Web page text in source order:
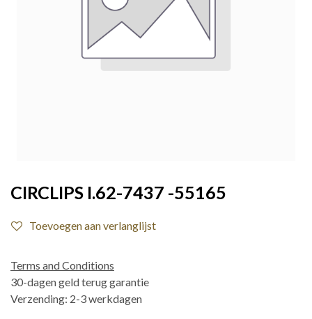
CIRCLIPS I.62-7437 -55165
Toevoegen aan verlanglijst
Terms and Conditions
30-dagen geld terug garantie
Verzending: 2-3 werkdagen